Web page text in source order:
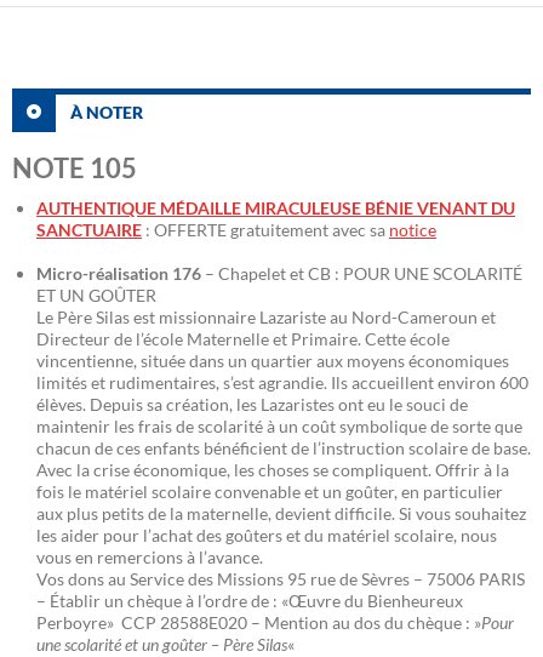
À NOTER
NOTE 105
AUTHENTIQUE MÉDAILLE MIRACULEUSE BÉNIE VENANT DU
SANCTUAIRE : OFFERTE gratuitement avec sa notice
Micro-réalisation 176 – Chapelet et CB : POUR UNE SCOLARITÉ
ET UN GOÛTER
Le Père Silas est missionnaire Lazariste au Nord-Cameroun et
Directeur de l’école Maternelle et Primaire. Cette école
vincentienne, située dans un quartier aux moyens économiques
limités et rudimentaires, s’est agrandie. Ils accueillent environ 600
élèves. Depuis sa création, les Lazaristes ont eu le souci de
maintenir les frais de scolarité à un coût symbolique de sorte que
chacun de ces enfants bénéficient de l’instruction scolaire de base.
Avec la crise économique, les choses se compliquent. Offrir à la
fois le matériel scolaire convenable et un goûter, en particulier
aux plus petits de la maternelle, devient difficile. Si vous souhaitez
les aider pour l’achat des goûters et du matériel scolaire, nous
vous en remercions à l’avance.
Vos dons au Service des Missions 95 rue de Sèvres – 75006 PARIS
– Établir un chèque à l’ordre de : «Œuvre du Bienheureux
Perboyre» CCP 28588E020 – Mention au dos du chèque : »Pour
une scolarité et un goûter – Père Silas«